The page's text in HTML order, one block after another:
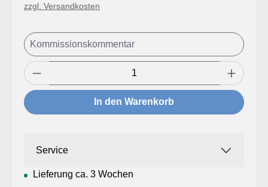
zzgl. Versandkosten
Produkt Anzahl: Gib den gewünschten
In den Warenkorb
Service
Lieferung ca. 3 Wochen